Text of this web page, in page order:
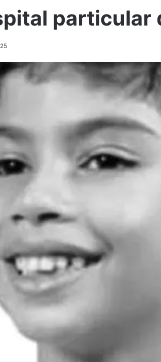
particular